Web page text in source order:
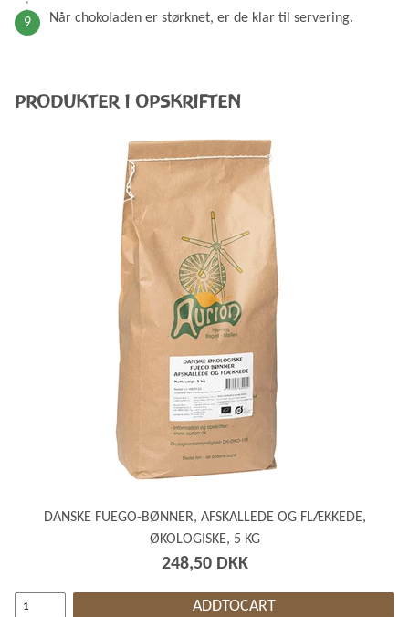
Når chokoladen er størknet, er de klar til servering.
PRODUKTER I OPSKRIFTEN
DANSKE FUEGO-BØNNER, AFSKALLEDE OG FLÆKKEDE,
ØKOLOGISKE, 5 KG
248,50 DKK
ADDTOCART